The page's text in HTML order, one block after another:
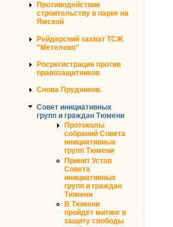
Противодействие
строительству в парке на
Ямской
Рейдерский захват ТСЖ
"Метелево"
Росрегистрация против
правозащитников
Снова Прудников.
Совет инициативных
групп и граждан Тюмени
Протоколы
собраний Совета
инициативных
групп Тюмени
Принят Устав
Совета
инициативных
групп и граждан
Тюмени
В Тюмени
пройдёт митинг в
защиту свободы